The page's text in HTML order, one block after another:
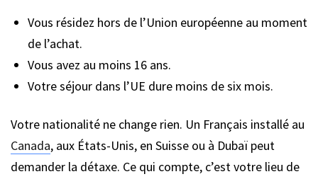
Vous résidez hors de l’Union européenne au moment
de l’achat.
Vous avez au moins 16 ans.
Votre séjour dans l’UE dure moins de six mois.
Votre nationalité ne change rien. Un Français installé au
Canada, aux États-Unis, en Suisse ou à Dubaï peut
demander la détaxe. Ce qui compte, c’est votre lieu de